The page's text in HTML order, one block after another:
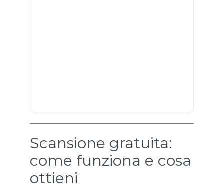
Scansione gratuita:
come funziona e cosa
ottieni